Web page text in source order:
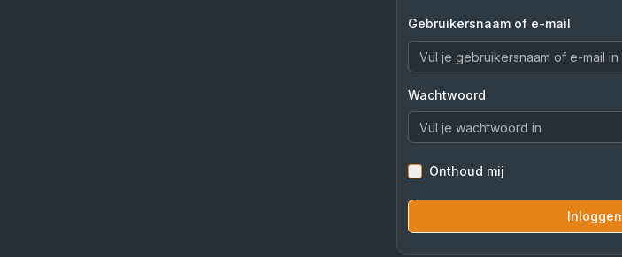
Gebruikersnaam of e-mail
Wachtwoord
Onthoud mij
Inloggen